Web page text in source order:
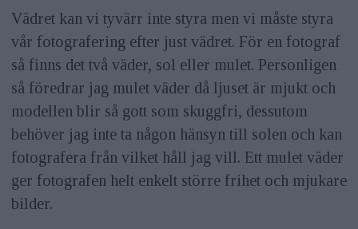
Vädret kan vi tyvärr inte styra men vi måste styra
vår fotografering efter just vädret. För en fotograf
så finns det två väder, sol eller mulet. Personligen
så föredrar jag mulet väder då ljuset är mjukt och
modellen blir så gott som skuggfri, dessutom
behöver jag inte ta någon hänsyn till solen och kan
fotografera från vilket håll jag vill. Ett mulet väder
ger fotografen helt enkelt större frihet och mjukare
bilder.